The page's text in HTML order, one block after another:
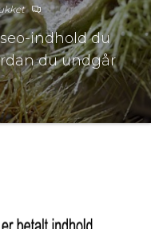
indhold du
du undgår